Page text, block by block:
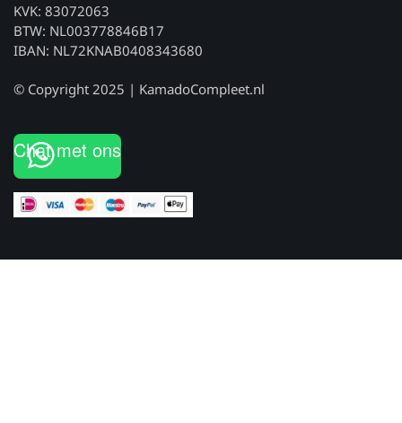
KVK: 83072063
BTW: NL003778846B17
IBAN: NL72KNAB0408343680
© Copyright 2025 | KamadoCompleet.nl
Chat met ons